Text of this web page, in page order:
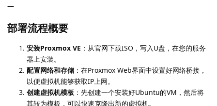
—
部署流程概要
安装Proxmox VE ：从官网下载ISO，写入U盘，在您的服务
器上安装。
配置网络和存储 ：在Proxmox Web界面中设置好网络桥接，
以便虚拟机能够获取IP上网。
创建虚拟机模板 ：先创建一个安装好Ubuntu的VM，然后将
其转为模板，可以快速克隆出新的虚拟机。